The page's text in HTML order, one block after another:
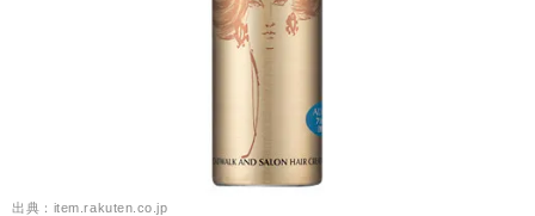
出典：item.rakuten.co.jp